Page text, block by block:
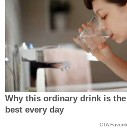
Why this ordinary drink is
best every day
CTA